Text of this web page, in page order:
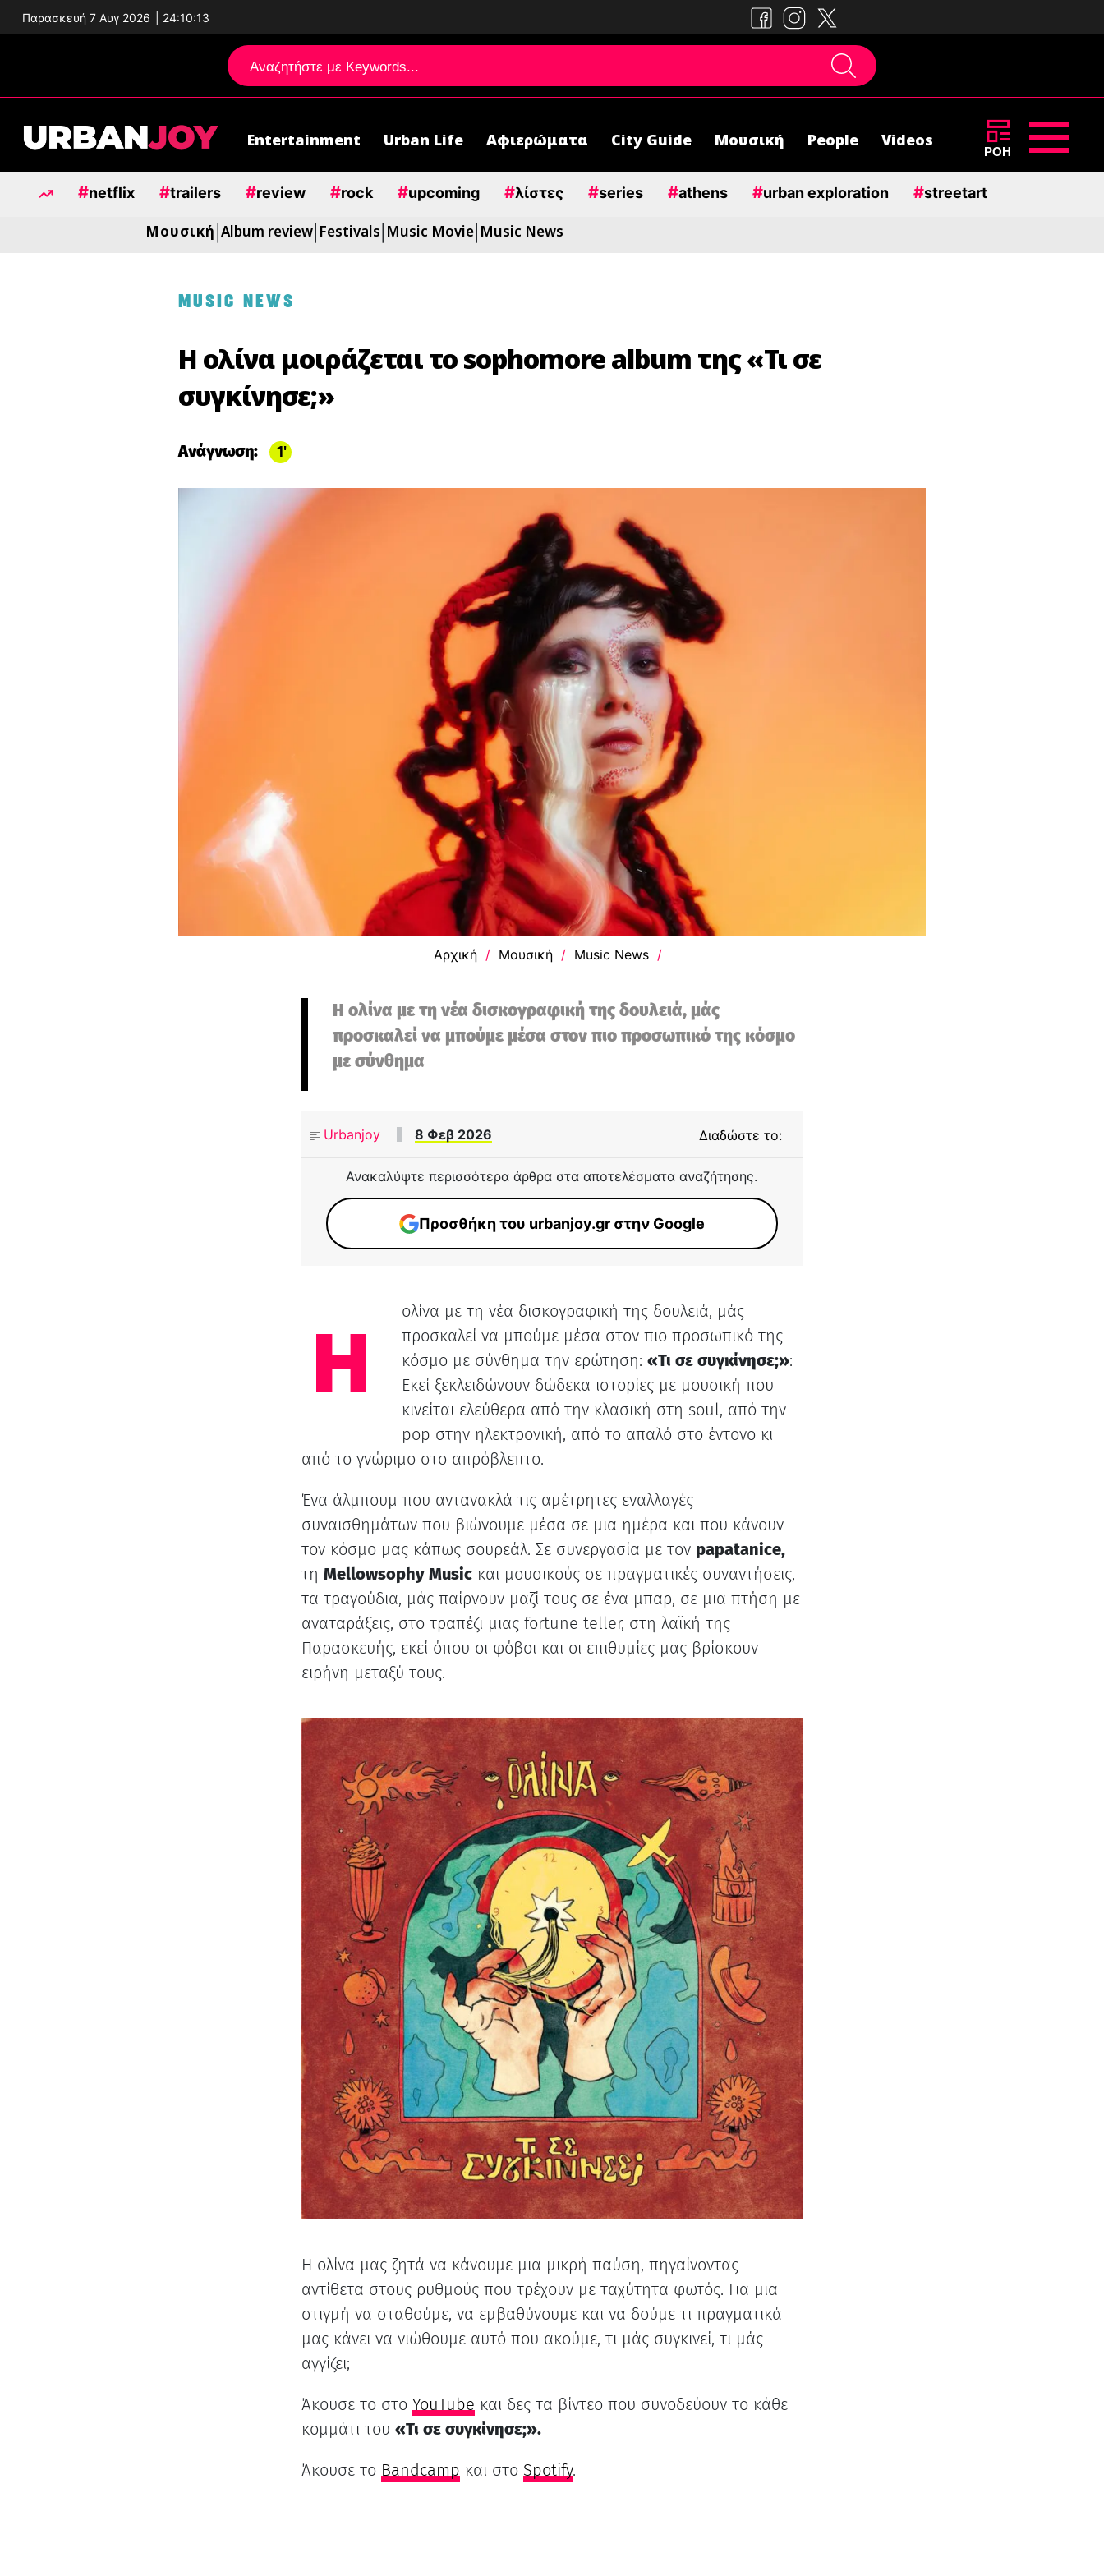
Παρασκευή 7 Αυγ 2026 24:10:14
Μεταπηδήστε
στο
περιεχόμενο
Entertainment Urban Life Αφιερώματα City Guide Μουσική People Videos
ΡΟΗ
#netflix #trailers #review #rock #upcoming #λίστες #series #athens #urban exploration #streetart
Μουσική Album review Festivals Music Movie Music News
MUSIC NEWS
Η ολίνα μοιράζεται το sophomore album της «Τι σε
συγκίνησε;»
Ανάγνωση: 1
Αρχική / Μουσική / Music News /
Η ολίνα με τη νέα δισκογραφική της δουλειά, μάς
προσκαλεί να μπούμε μέσα στον πιο προσωπικό της κόσμο
με σύνθημα
Urbanjoy 8 Φεβ 2026 Διαδώστε το:
Ανακαλύψτε περισσότερα άρθρα στα αποτελέσματα αναζήτησης.
Προσθήκη του urbanjoy.gr στην Google
Η
ολίνα με τη νέα δισκογραφική της δουλειά, μάς
προσκαλεί να μπούμε μέσα στον πιο προσωπικό της
κόσμο με σύνθημα την ερώτηση: «Τι σε συγκίνησε;»:
Εκεί ξεκλειδώνουν δώδεκα ιστορίες με μουσική που
κινείται ελεύθερα από την κλασική στη soul, από την
pop στην ηλεκτρονική, από το απαλό στο έντονο κι
από το γνώριμο στο απρόβλεπτο.
Ένα άλμπουμ που αντανακλά τις αμέτρητες εναλλαγές
συναισθημάτων που βιώνουμε μέσα σε μια ημέρα και που κάνουν
τον κόσμο μας κάπως σουρεάλ. Σε συνεργασία με τον papatanice,
τη Mellowsophy Musicκαι μουσικούς σε πραγματικές συναντήσεις,
τα τραγούδια, μάς παίρνουν μαζί τους σε ένα μπαρ, σε μια πτήση με
αναταράξεις, στο τραπέζι μιας fortune teller, στη λαϊκή της
Παρασκευής, εκεί όπου οι φόβοι και οι επιθυμίες μας βρίσκουν
ειρήνη μεταξύ τους.
Η ολίνα μας ζητά να κάνουμε μια μικρή παύση, πηγαίνοντας
αντίθετα στους ρυθμούς που τρέχουν με ταχύτητα φωτός. Για μια
στιγμή να σταθούμε, να εμβαθύνουμε και να δούμε τι πραγματικά
μας κάνει να νιώθουμε αυτό που ακούμε, τι μάς συγκινεί, τι μάς
αγγίζει;
Άκουσε το στο YouTube και δες τα βίντεο που συνοδεύουν το κάθε
κομμάτι του «Τι σε συγκίνησε;».
Άκουσε το Bandcamp και στο Spotify.